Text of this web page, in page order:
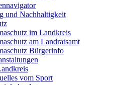
und Nachhaltigkeit
im Landkreis
am Landratsamt
Bürgerinfo
vom Sport